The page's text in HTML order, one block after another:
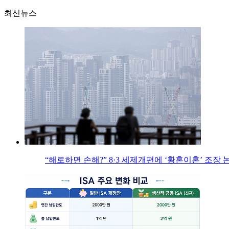
최신뉴스
“해로하면 손해?” 8·3 세제개편에 ‘황혼이혼’ 조장